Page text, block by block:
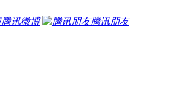
腾讯微博
腾讯朋友